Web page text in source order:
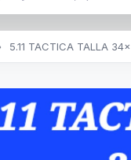
5.11 TACTICA TALLA